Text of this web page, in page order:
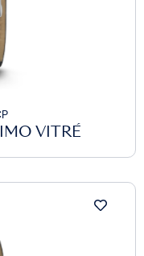
VITRÉ